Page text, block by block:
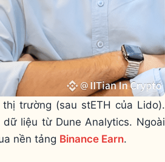
trường (sau stETH của Lido).
liệu từ Dune Analytics. Ngoài
nền tảng Binance Earn.